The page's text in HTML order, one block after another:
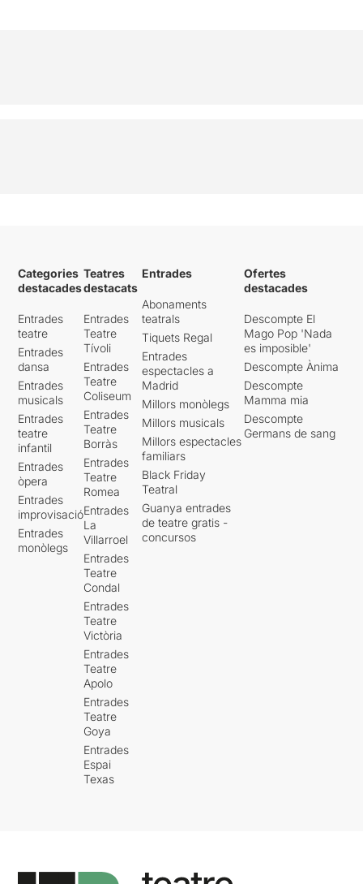
Categories
destacades
Entrades
teatre
Entrades
dansa
Entrades
musicals
Entrades
teatre
infantil
Entrades
òpera
Entrades
improvisació
Entrades
monòlegs
Teatres
destacats
Entrades
Teatre
Tívoli
Entrades
Teatre
Coliseum
Entrades
Teatre
Borràs
Entrades
Teatre
Romea
Entrades
La
Villarroel
Entrades
Teatre
Condal
Entrades
Teatre
Victòria
Entrades
Teatre
Apolo
Entrades
Teatre
Goya
Entrades
Espai
Texas
Entrades
Abonaments
teatrals
Tiquets Regal
Entrades
espectacles a
Madrid
Millors monòlegs
Millors musicals
Millors espectacles
familiars
Black Friday
Teatral
Guanya entrades
de teatre gratis -
concursos
Ofertes
destacades
Descompte El
Mago Pop 'Nada
es imposible'
Descompte Ànima
Descompte
Mamma mia
Descompte
Germans de sang